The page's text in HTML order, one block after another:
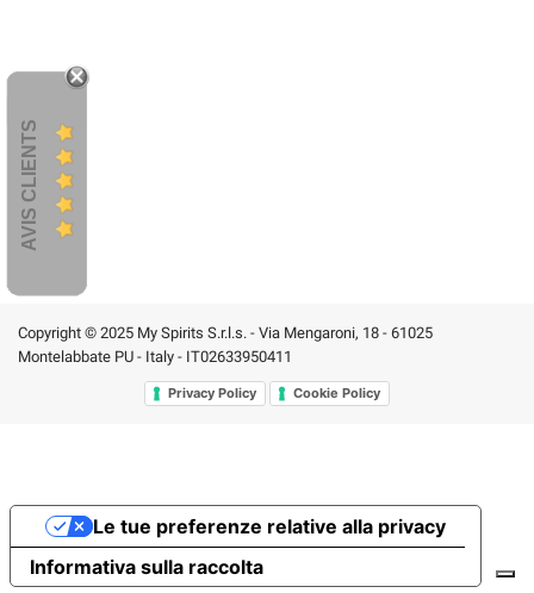
AVIS CLIENTS
Copyright © 2025 My Spirits S.r.l.s. - Via Mengaroni, 18 - 61025
Montelabbate PU - Italy - IT02633950411
Privacy Policy Cookie Policy
Informativa sulla raccolta
Le tue preferenze relative alla privacy